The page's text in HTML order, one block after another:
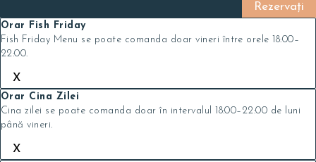
Orar Fish Friday
Fish Friday Menu se poate comanda doar vineri între orele 18:00–
22:00.
X
Orar Cina Zilei
Cina zilei se poate comanda doar în intervalul 18:00–22:00 de luni
până vineri.
X